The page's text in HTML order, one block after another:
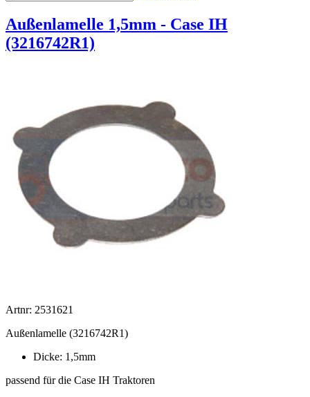
Außenlamelle 1,5mm - Case IH
(3216742R1)
Artnr: 2531621
Außenlamelle (3216742R1)
Dicke: 1,5mm
passend für die Case IH Traktoren